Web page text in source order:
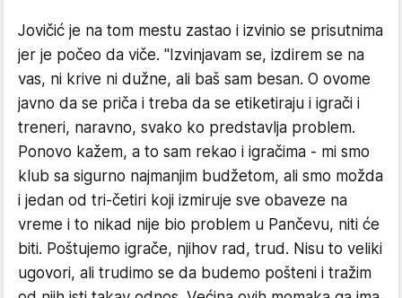
Jovičić je na tom mestu zastao i izvinio se prisutnima
jer je počeo da viče. "Izvinjavam se, izdirem se na
vas, ni krive ni dužne, ali baš sam besan. O ovome
javno da se priča i treba da se etiketiraju i igrači i
treneri, naravno, svako ko predstavlja problem.
Ponovo kažem, a to sam rekao i igračima - mi smo
klub sa sigurno najmanjim budžetom, ali smo možda
i jedan od tri-četiri koji izmiruje sve obaveze na
vreme i to nikad nije bio problem u Pančevu, niti će
biti. Poštujemo igrače, njihov rad, trud. Nisu to veliki
ugovori, ali trudimo se da budemo pošteni i tražim